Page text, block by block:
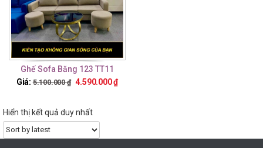
Ghế Sofa Băng 123 TT11
Giá: 5.100.000₫ 4.590.000₫
Hiển thị kết quả duy nhất